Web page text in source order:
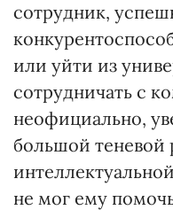
сотрудник,
или уйти из
сотрудничать с
неофициально,
большой теневой
не мог ему